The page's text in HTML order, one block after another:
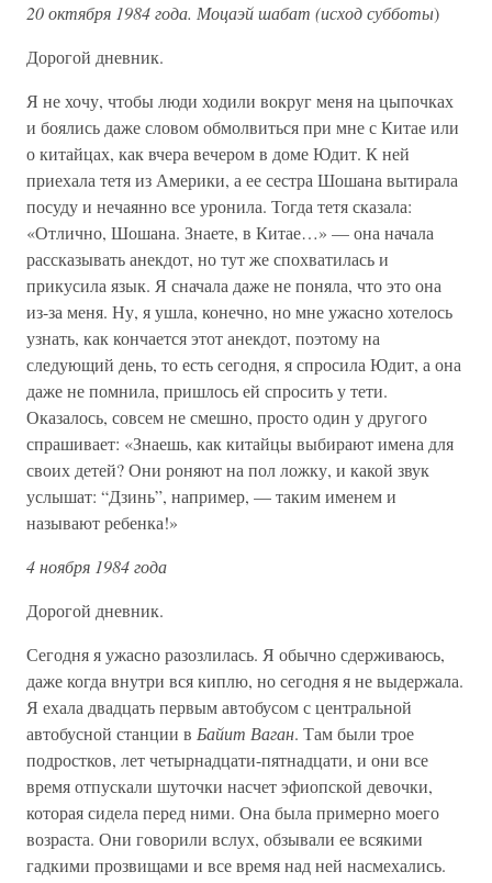
20 октября 1984 года. Моцаэй шабат (исход субботы)
Дорогой дневник.
Я не хочу, чтобы люди ходили вокруг меня на цыпочках
и боялись даже словом обмолвиться при мне с Китае или
о китайцах, как вчера вечером в доме Юдит. К ней
приехала тетя из Америки, а ее сестра Шошана вытирала
посуду и нечаянно все уронила. Тогда тетя сказала:
«Отлично, Шошана. Знаете, в Китае…» — она начала
рассказывать анекдот, но тут же спохватилась и
прикусила язык. Я сначала даже не поняла, что это она
из-за меня. Ну, я ушла, конечно, но мне ужасно хотелось
узнать, как кончается этот анекдот, поэтому на
следующий день, то есть сегодня, я спросила Юдит, а она
даже не помнила, пришлось ей спросить у тети.
Оказалось, совсем не смешно, просто один у другого
спрашивает: «Знаешь, как китайцы выбирают имена для
своих детей? Они роняют на пол ложку, и какой звук
услышат: “Дзинь”, например, — таким именем и
называют ребенка!»
4 ноября 1984 года
Дорогой дневник.
Сегодня я ужасно разозлилась. Я обычно сдерживаюсь,
даже когда внутри вся киплю, но сегодня я не выдержала.
Я ехала двадцать первым автобусом с центральной
автобусной станции в Байит Ваган. Там были трое
подростков, лет четырнадцати-пятнадцати, и они все
время отпускали шуточки насчет эфиопской девочки,
которая сидела перед ними. Она была примерно моего
возраста. Они говорили вслух, обзывали ее всякими
гадкими прозвищами и все время над ней насмехались.